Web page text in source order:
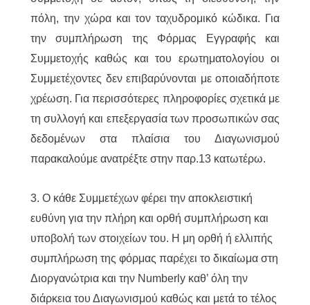
πόλη, την χώρα και τον ταχυδρομικό κώδικα. Για
την συμπλήρωση της Φόρμας Εγγραφής και
Συμμετοχής καθώς και του ερωτηματολογίου οι
Συμμετέχοντες δεν επιβαρύνονται με οποιαδήποτε
χρέωση. Για περισσότερες πληροφορίες σχετικά με
τη συλλογή και επεξεργασία των προσωπικών σας
δεδομένων στα πλαίσια του Διαγωνισμού
παρακαλούμε ανατρέξτε στην παρ.13 κατωτέρω.
3. Ο κάθε Συμμετέχων φέρει την αποκλειστική
ευθύνη για την πλήρη και ορθή συμπλήρωση και
υποβολή των στοιχείων του. Η μη ορθή ή ελλιπής
συμπλήρωση της φόρμας παρέχει το δικαίωμα στη
Διοργανώτρια και την Numberly καθ’ όλη την
διάρκεια του Διαγωνισμού καθώς και μετά το τέλος